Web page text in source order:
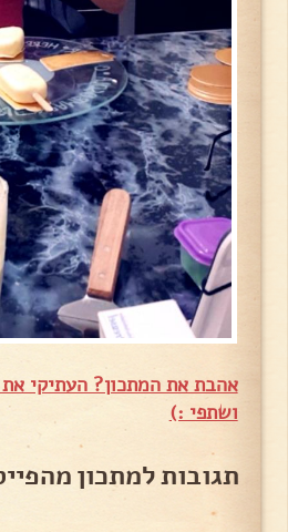
אהבת את המתכון? העתיקי
ושתפי :)
תגובות למתכון